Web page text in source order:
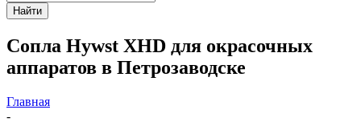
Найти
Сопла Hywst XHD для окрасочных
аппаратов в Петрозаводске
Главная
-